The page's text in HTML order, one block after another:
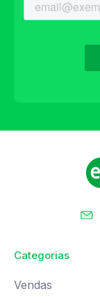
Categorias
Vendas